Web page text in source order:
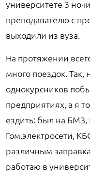
университете 3
преподавателю с
выходили из вуза.
На протяжении
много поездок.
однокурсников
предприятиях, а я
ездить: был на
Гом.электросети,
различным
работаю в